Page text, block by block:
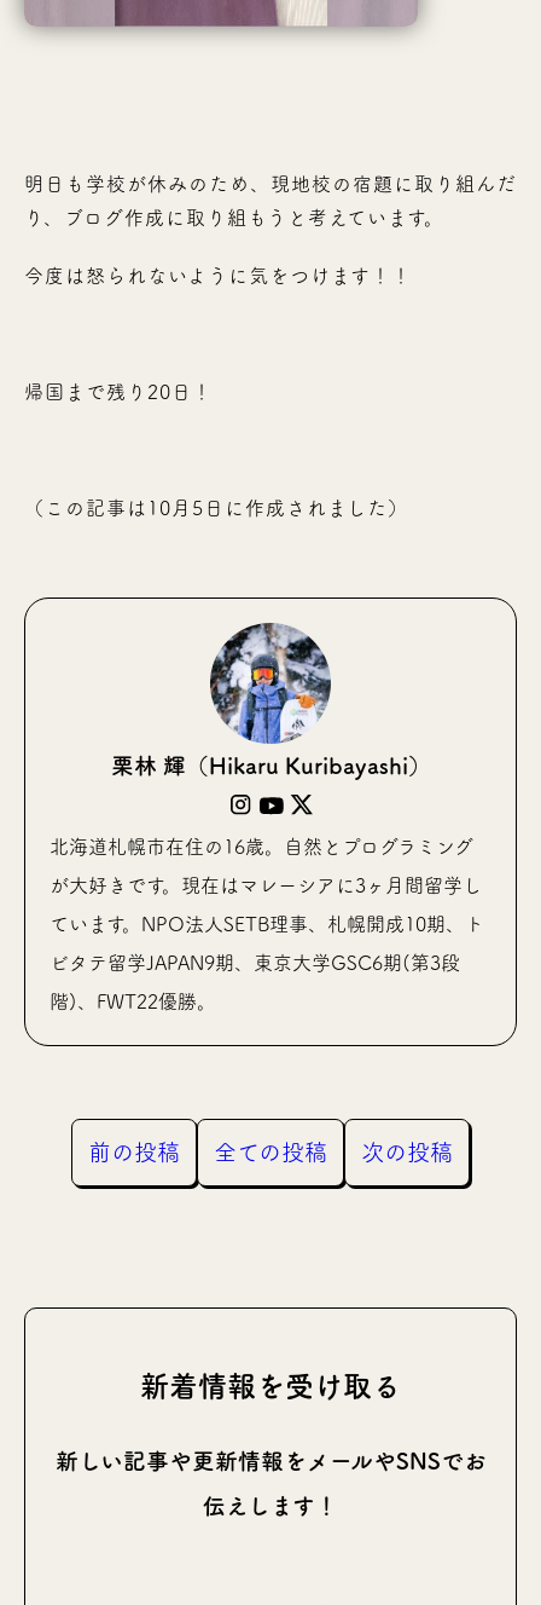
明日も学校が休みのため、現地校の宿題に取り組んだ
り、ブログ作成に取り組もうと考えています。
今度は怒られないように気をつけます！！
帰国まで残り20日！
（この記事は10月5日に作成されました）
栗林 輝（Hikaru Kuribayashi）
北海道札幌市在住の16歳。自然とプログラミング
が大好きです。現在はマレーシアに3ヶ月間留学し
ています。NPO法人SETB理事、札幌開成10期、ト
ビタテ留学JAPAN9期、東京大学GSC6期(第3段
階)、FWT22優勝。
前の投稿 全ての投稿 次の投稿
新着情報を受け取る
新しい記事や更新情報をメールやSNSでお
伝えします！